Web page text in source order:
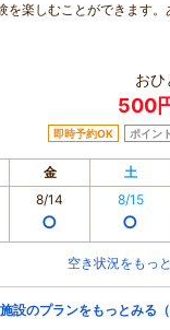
を楽しむことができます。
おひ
500
即時予約OK ポイン
金 土
8/14
○
8/15
○
空き状況をもっ
設のプランをもっとみる（